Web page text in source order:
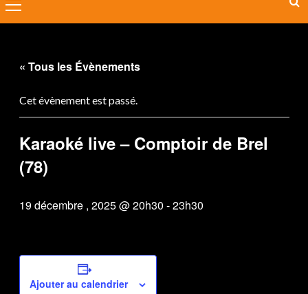
« Tous les Évènements
Cet évènement est passé.
Karaoké live – Comptoir de Brel
(78)
19 décembre , 2025 @ 20h30 -23h30
Ajouter au calendrier